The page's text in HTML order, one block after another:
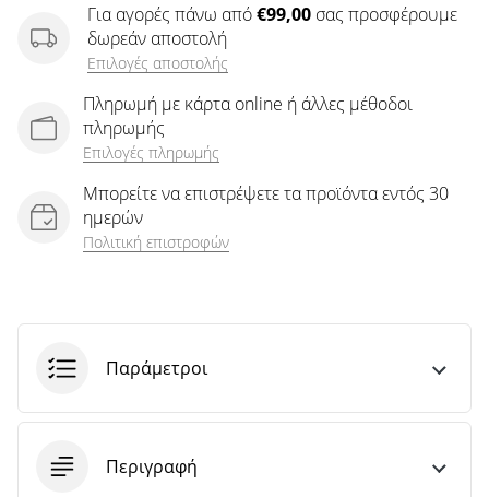
Για αγορές πάνω από€99,00 σας προσφέρουμε
δωρεάν αποστολή
Επιλογές αποστολής
Πληρωμή με κάρτα online ή άλλες μέθοδοι
πληρωμής
Επιλογές πληρωμής
Μπορείτε να επιστρέψετε τα προϊόντα εντός 30
ημερών
Πολιτική επιστροφών
Παράμετροι
Περιγραφή